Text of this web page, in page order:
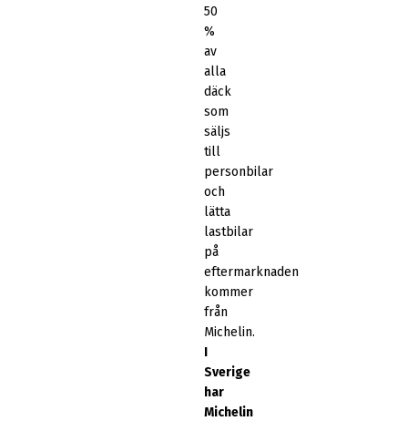
50
%
av
alla
däck
som
säljs
till
personbilar
och
lätta
lastbilar
på
eftermarknaden
kommer
från
Michelin.
I
Sverige
har
Michelin